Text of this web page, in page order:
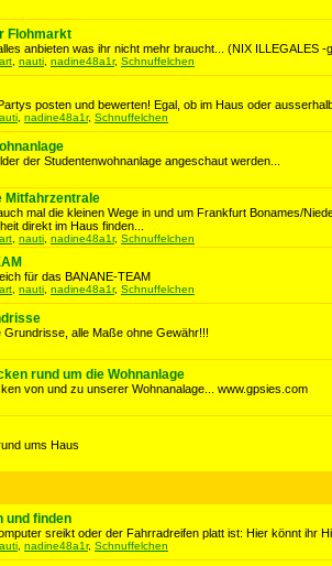
Flohmarkt
anbieten was ihr nicht mehr braucht... (NIX ILLEGALES -
nauti nadine48a1r, Schnuffelchen
posten und bewerten! Egal, ob im Haus oder
nadine48a1r, Schnuffelchen
der Studentenwohnanlage angeschaut werden...
Mitfahrzentrale
mal die kleinen Wege in und um Frankfurt Bonames/
direkt im Haus finden...
nauti nadine48a1r, Schnuffelchen
für das BANANE-TEAM
nauti nadine48a1r, Schnuffelchen
Grundrisse, alle Maße ohne Gewähr!!!
rund um die Wohnanlage
von und zu unserer Wohnanalage... www.gpsies.com
ums Haus
und finden
sreikt oder der Fahrradreifen platt ist: Hier könnt ihr
nadine48a1r, Schnuffelchen